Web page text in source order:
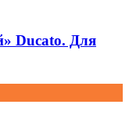
Ducato. Для